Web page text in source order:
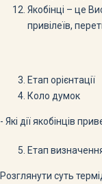
Якобінці – це
привілеїв,
Етап орієнтації
Коло думок
- Які дії якобінців
Етап
Розглянути суть